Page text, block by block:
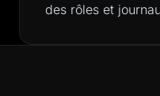
des rôles et